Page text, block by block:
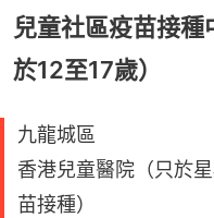
兒童社區疫苗接種
於12至17歲）
九龍城區
香港兒童醫院（只於
苗接種）